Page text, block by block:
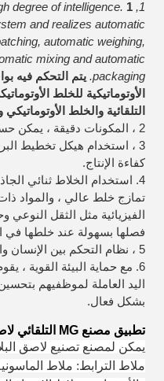
1, A high degree of intelligence. 1 ، درجة عالية من الذكاء.
and realizes automatic
automatic weighing,
mixing and automatic
packaging. يتم التحكم فيه
الأوتوماتيكية للخلط
التلقائية والخلط الأوتوماتيكي
2 ، المكونات دقيقة ، يمكن حساب الخطأ تلقائيا وتصحيحها تلقائيا.
3 ، استخدام هيكل تخطيط
كفاءة الإنتاج.
4. استخدام الخلاط ثنائي
تمازج خلط عالي ، والمواد
الفيزيائية مثل الثقل
فصلها بسهولة عند خلطها في
5 ، نظام التحكم بين الإنسان والآلة هو بسيط وسهل التشغيل.
6. مع حماية البيئة القوية ،
اليد العاملة لموظفيهم
بشكل فعال.
تطبيق مصنع MG التلقائي لاصقة البلاط:
يمكن لمصنع تصنيع لاصق
ملاط ​​الترابط: ملاط